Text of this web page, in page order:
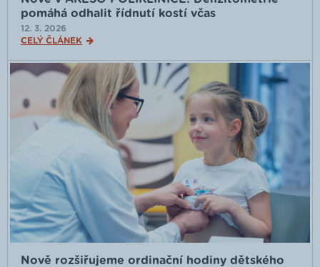
pomáhá odhalit řídnutí kostí včas
12. 3. 2026
CELÝ ČLÁNEK
Nově rozšiřujeme ordinační hodiny dětského